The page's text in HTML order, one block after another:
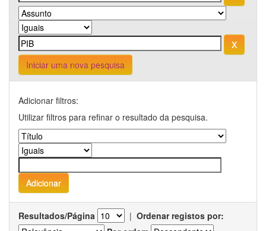
Iniciar uma nova pesquisa
Adicionar filtros:
Utilizar filtros para refinar o resultado da pesquisa.
Resultados/Página | Ordenar registos por: